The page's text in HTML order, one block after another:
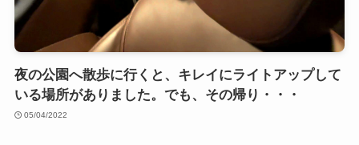
夜の公園へ散歩に行くと、キレイにライトアップして
いる場所がありました。でも、その帰り・・・
05/04/2022